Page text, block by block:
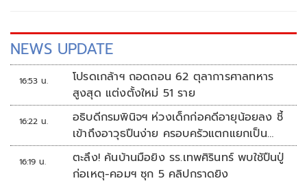
NEWS UPDATE
16:53 น.
โปรดเกล้าฯ ถอดถอน 62 ตุลาการศาลทหาร
สูงสุด แต่งตั้งใหม่ 51 ราย
16:22 น.
อธิบดีกรมพินิจฯ ห่วงเด็กก่อคดีอายุน้อยลง ชี้
เข้าถึงอาวุธปืนง่าย ครอบครัวแตกแยกเป็น
ชนวนสำคัญ
16:19 น.
ตะลึง! ค้นบ้านมือยิง รร.เทพศิรินทร์ พบใช้ปืนปู่
ก่อเหตุ-คอมฯ ซุก 5 คลิปกราดยิง